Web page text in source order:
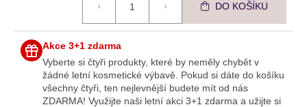
DO KOŠÍKU
Akce 3+1 zdarma
Vyberte si čtyři produkty, které by neměly chybět v
žádné letní kosmetické výbavě. Pokud si dáte do košíku
všechny čtyři, ten nejlevnější budete mít od nás
ZDARMA! Využijte naši letní akci 3+1 zdarma a užijte si
KRÉM
SKIN
PERFECT